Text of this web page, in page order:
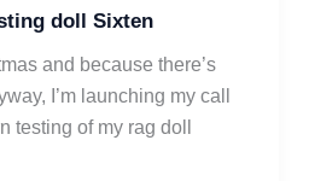
doll Sixten
and because there’s
I’m launching my call
testing of my rag doll